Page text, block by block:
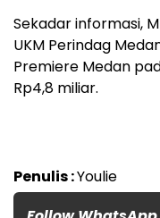
Sekadar informasi,
UKM Perindag
Premiere Medan
Rp4,8 miliar.
Penulis :Youlie